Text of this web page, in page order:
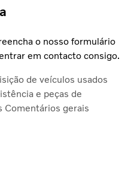
o nosso formulário
em contacto consigo.
de veículos usados
e peças de
Comentários gerais